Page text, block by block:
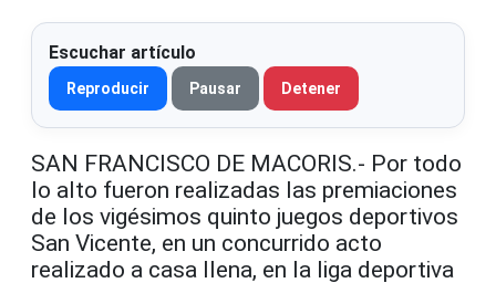
Escuchar artículo
Reproducir Pausar Detener
SAN FRANCISCO DE MACORIS.- Por todo
lo alto fueron realizadas las premiaciones
de los vigésimos quinto juegos deportivos
San Vicente, en un concurrido acto
realizado a casa llena, en la liga deportiva